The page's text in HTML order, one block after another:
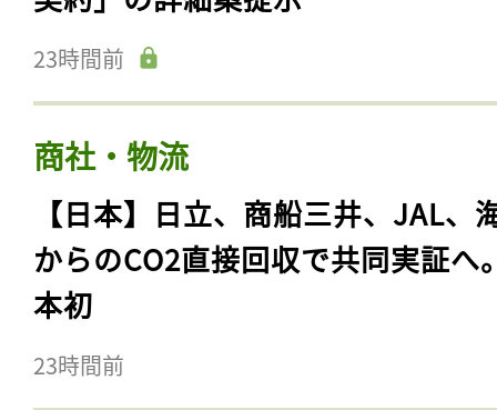
23時間前
商社・物流
【日本】日立、商船三井、JAL、
からのCO2直接回収で共同実証へ
本初
23時間前